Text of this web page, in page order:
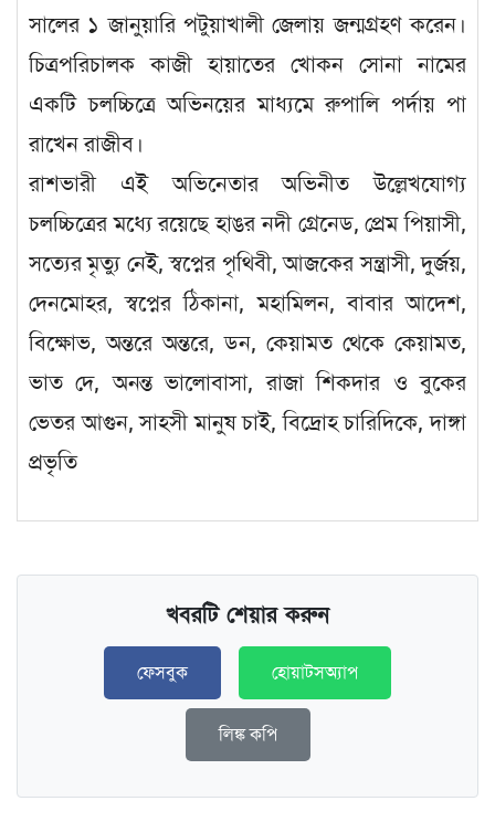
সালের ১ জানুয়ারি পটুয়াখালী জেলায় জন্মগ্রহণ করেন।
চিত্রপরিচালক কাজী হায়াতের খোকন সোনা নামের
একটি চলচ্চিত্রে অভিনয়ের মাধ্যমে রুপালি পর্দায় পা
রাখেন রাজীব।
রাশভারী এই অভিনেতার অভিনীত উল্লেখযোগ্য
চলচ্চিত্রের মধ্যে রয়েছে হাঙর নদী গ্রেনেড, প্রেম পিয়াসী,
সত্যের মৃত্যু নেই, স্বপ্নের পৃথিবী, আজকের সন্ত্রাসী, দুর্জয়,
দেনমোহর, স্বপ্নের ঠিকানা, মহামিলন, বাবার আদেশ,
বিক্ষোভ, অন্তরে অন্তরে, ডন, কেয়ামত থেকে কেয়ামত,
ভাত দে, অনন্ত ভালোবাসা, রাজা শিকদার ও বুকের
ভেতর আগুন, সাহসী মানুষ চাই, বিদ্রোহ চারিদিকে, দাঙ্গা
প্রভৃতি
খবরটি শেয়ার করুন
ফেসবুক হোয়াটসঅ্যাপ
লিঙ্ক কপি